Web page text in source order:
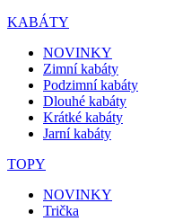
KABÁTY
NOVINKY
Zimní kabáty
Podzimní kabáty
Dlouhé kabáty
Krátké kabáty
Jarní kabáty
TOPY
NOVINKY
Trička